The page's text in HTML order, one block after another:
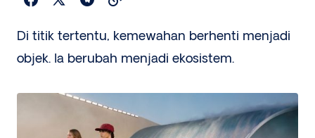
Di titik tertentu, kemewahan berhenti menjadi
objek. Ia berubah menjadi ekosistem.